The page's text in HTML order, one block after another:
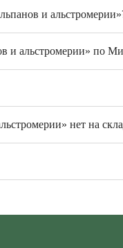
и
и альстромерии» по
нет на